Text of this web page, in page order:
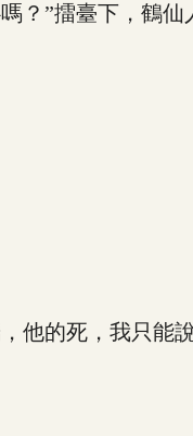
”擂臺下，鶴仙
他的死，我只能